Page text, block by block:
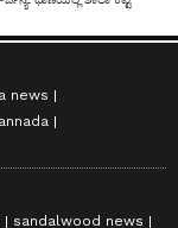
news
sandalwood news